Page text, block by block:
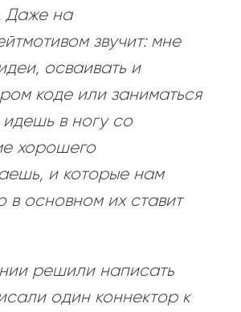
Даже на
звучит: мне
осваивать и
коде или заниматься
в ногу со
хорошего
и которые нам
в основном их ставит
решили написать
один коннектор к